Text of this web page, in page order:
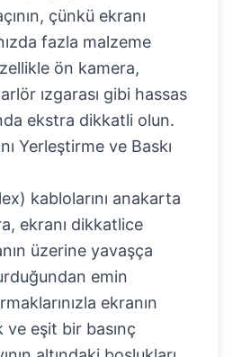
çünkü ekranı
fazla malzeme
ön kamera,
ızgarası gibi hassas
ekstra dikkatli olun.
Yerleştirme ve Baskı
kablolarını anakarta
ekranı dikkatlice
üzerine yavaşça
emin
ekranın
ve eşit bir basınç